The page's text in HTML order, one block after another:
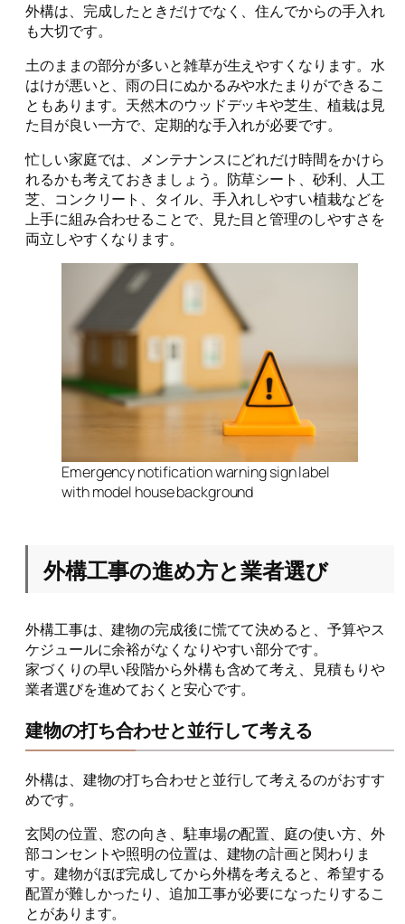
外構は、完成したときだけでなく、住んでからの手入れ
も大切です。
土のままの部分が多いと雑草が生えやすくなります。水
はけが悪いと、雨の日にぬかるみや水たまりができるこ
ともあります。天然木のウッドデッキや芝生、植栽は見
た目が良い一方で、定期的な手入れが必要です。
忙しい家庭では、メンテナンスにどれだけ時間をかけら
れるかも考えておきましょう。防草シート、砂利、人工
芝、コンクリート、タイル、手入れしやすい植栽などを
上手に組み合わせることで、見た目と管理のしやすさを
両立しやすくなります。
Emergency notification warning sign label
with model house background
外構工事の進め方と業者選び
外構工事は、建物の完成後に慌てて決めると、予算やス
ケジュールに余裕がなくなりやすい部分です。
家づくりの早い段階から外構も含めて考え、見積もりや
業者選びを進めておくと安心です。
建物の打ち合わせと並行して考える
外構は、建物の打ち合わせと並行して考えるのがおすす
めです。
玄関の位置、窓の向き、駐車場の配置、庭の使い方、外
部コンセントや照明の位置は、建物の計画と関わりま
す。建物がほぼ完成してから外構を考えると、希望する
配置が難しかったり、追加工事が必要になったりするこ
とがあります。